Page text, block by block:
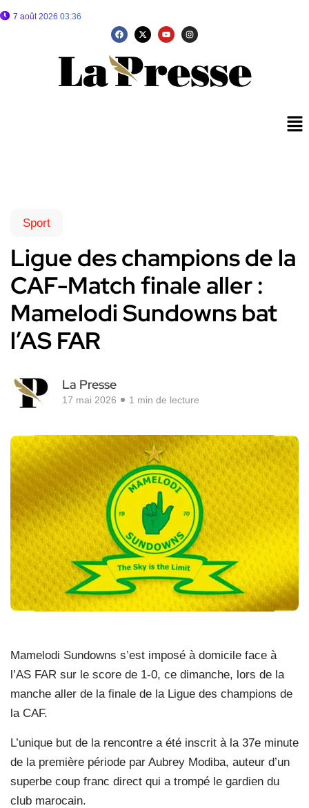
7 août 2026 03:36
Sport
Ligue des champions de la
CAF-Match finale aller :
Mamelodi Sundowns bat
l’AS FAR
La Presse
17 mai 2026 1 min de lecture
Mamelodi Sundowns s’est imposé à domicile face à
l’AS FAR sur le score de 1-0, ce dimanche, lors de la
manche aller de la finale de la Ligue des champions de
la CAF.
L’unique but de la rencontre a été inscrit à la 37e minute
de la première période par Aubrey Modiba, auteur d’un
superbe coup franc direct qui a trompé le gardien du
club marocain.